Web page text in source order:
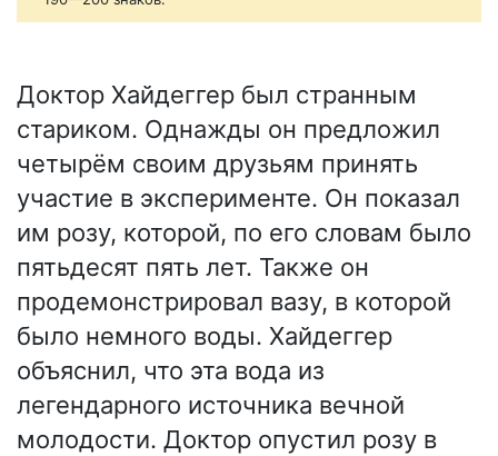
Доктор Хайдеггер был странным
стариком. Однажды он предложил
четырём своим друзьям принять
участие в эксперименте. Он показал
им розу, которой, по его словам было
пятьдесят пять лет. Также он
продемонстрировал вазу, в которой
было немного воды. Хайдеггер
объяснил, что эта вода из
легендарного источника вечной
молодости. Доктор опустил розу в